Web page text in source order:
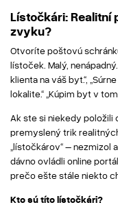
Lístočkári: Realitní
zvyku?
Otvoríte poštovú
lístoček. Malý,
klienta na váš byt.“,
lokalite.“ „Kúpim byt v
Ak ste si niekedy položili
premyslený trik
„lístočkárov“ – nezmizol
dávno ovládli online
prečo ešte stále niekto
Kto sú títo lístočkári?